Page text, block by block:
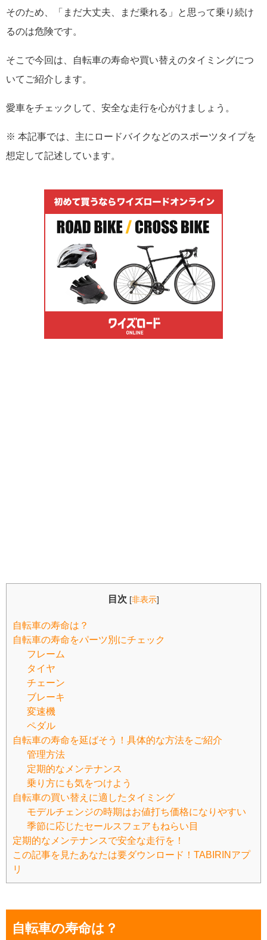
そのため、「まだ大丈夫、まだ乗れる」と思って乗り続け
るのは危険です。
そこで今回は、自転車の寿命や買い替えのタイミングにつ
いてご紹介します。
愛車をチェックして、安全な走行を心がけましょう。
※ 本記事では、主にロードバイクなどのスポーツタイプを
想定して記述しています。
目次 [非表示]
自転車の寿命は？
自転車の寿命をパーツ別にチェック
フレーム
タイヤ
チェーン
ブレーキ
変速機
ペダル
自転車の寿命を延ばそう！具体的な方法をご紹介
管理方法
定期的なメンテナンス
乗り方にも気をつけよう
自転車の買い替えに適したタイミング
モデルチェンジの時期はお値打ち価格になりやすい
季節に応じたセールスフェアもねらい目
定期的なメンテナンスで安全な走行を！
この記事を見たあなたは要ダウンロード！TABIRINアプ
リ
自転車の寿命は？